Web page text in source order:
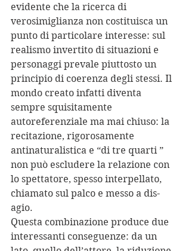
evidente che la ricerca di
verosimiglianza non costituisca un
punto di particolare interesse: sul
realismo invertito di situazioni e
personaggi prevale piuttosto un
principio di coerenza degli stessi. Il
mondo creato infatti diventa
sempre squisitamente
autoreferenziale ma mai chiuso: la
recitazione, rigorosamente
antinaturalistica e “di tre quarti ”
non può escludere la relazione con
lo spettatore, spesso interpellato,
chiamato sul palco e messo a dis-
agio.
Questa combinazione produce due
interessanti conseguenze: da un